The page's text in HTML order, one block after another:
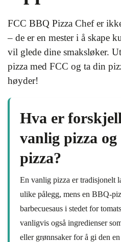
FCC BBQ Pizza Chef er
– de er en mester i å skape
vil glede dine smaksløker.
pizza med FCC og ta din
høyder!
Hva er
vanlig pizza
pizza?
En vanlig pizza er tradisjonelt
ulike pålegg, mens en BBQ-
barbecuesaus i stedet for
vanligvis også ingredienser
eller grønnsaker for å gi den